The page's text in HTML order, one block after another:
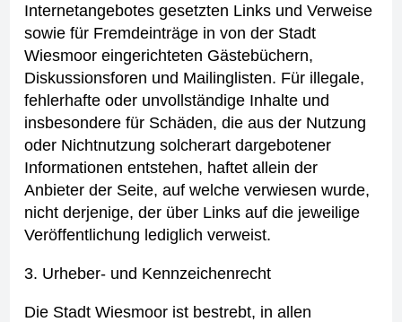
Internetangebotes gesetzten Links und Verweise
sowie für Fremdeinträge in von der Stadt
Wiesmoor eingerichteten Gästebüchern,
Diskussionsforen und Mailinglisten. Für illegale,
fehlerhafte oder unvollständige Inhalte und
insbesondere für Schäden, die aus der Nutzung
oder Nichtnutzung solcherart dargebotener
Informationen entstehen, haftet allein der
Anbieter der Seite, auf welche verwiesen wurde,
nicht derjenige, der über Links auf die jeweilige
Veröffentlichung lediglich verweist.
3. Urheber- und Kennzeichenrecht
Die Stadt Wiesmoor ist bestrebt, in allen